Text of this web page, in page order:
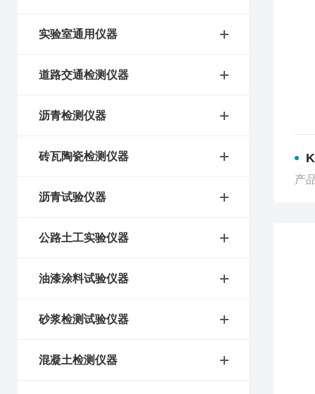
实验室通用仪器
道路交通检测仪器
沥青检测仪器
砖瓦陶瓷检测仪器
沥青试验仪器
公路土工实验仪器
油漆涂料试验仪器
砂浆检测试验仪器
混凝土检测仪器
产